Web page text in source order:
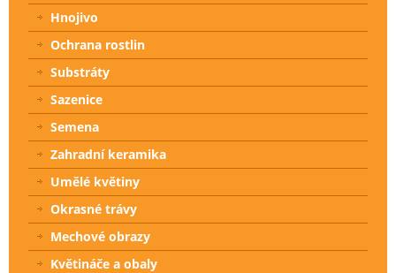
Hnojivo
Ochrana rostlin
Substráty
Sazenice
Semena
Zahradní keramika
Umělé květiny
Okrasné trávy
Mechové obrazy
Květináče a obaly